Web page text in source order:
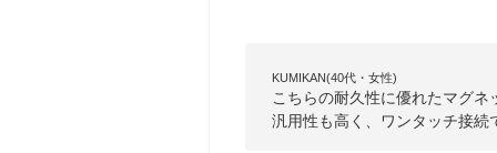
KUMIKAN(40代・女性)
こちらの耐久性に優れたマグ
汎用性も高く、ワンタッチ接続